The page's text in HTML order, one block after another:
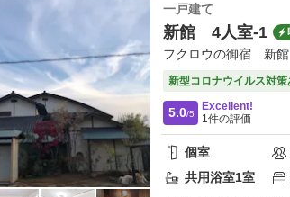
一戸建て
新館 4人室-1
フクロウの御宿 新館
新型コロナウイルス対策
5.0/5
Excellent!
1 件の評価
個室
共用浴室1室